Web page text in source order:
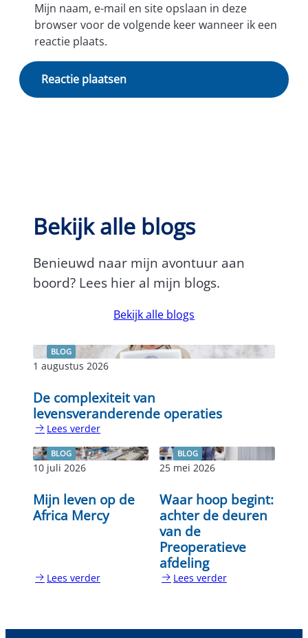
Mijn naam, e-mail en site opslaan in deze
browser voor de volgende keer wanneer ik een
reactie plaats.
Bekijk alle blogs
Benieuwd naar mijn avontuur aan
boord? Lees hier al mijn blogs.
Bekijk alle blogs
BLOG
1 augustus 2026
De complexiteit van
levensveranderende operaties
Lees verder
De
complexiteit
van
levensveranderende
operaties
BLOG
10 juli 2026
Mijn leven op de
Africa Mercy
Lees verder
op
BLOG
25 mei 2026
Waar hoop begint:
achter de deuren
van de
Preoperatieve
afdeling
Lees verder
begint: